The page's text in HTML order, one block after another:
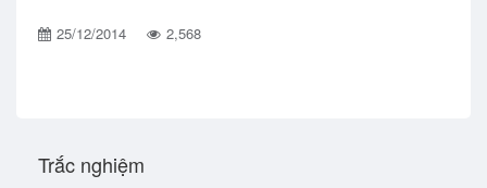
25/12/2014 2,568
Trắc nghiệm